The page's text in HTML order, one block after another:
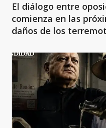
El diálogo entre
comienza en las
daños de los